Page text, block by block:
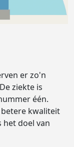
er zo'n
ziekte is
één.
kwaliteit
het doel van